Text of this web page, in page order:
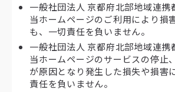
一般社団法人 京都府北部地域連携
当ホームページのご利用により損
も、一切責任を負いません。
一般社団法人 京都府北部地域連携
当ホームページのサービスの停止
が原因となり発生した損失や損害
責任を負いません。